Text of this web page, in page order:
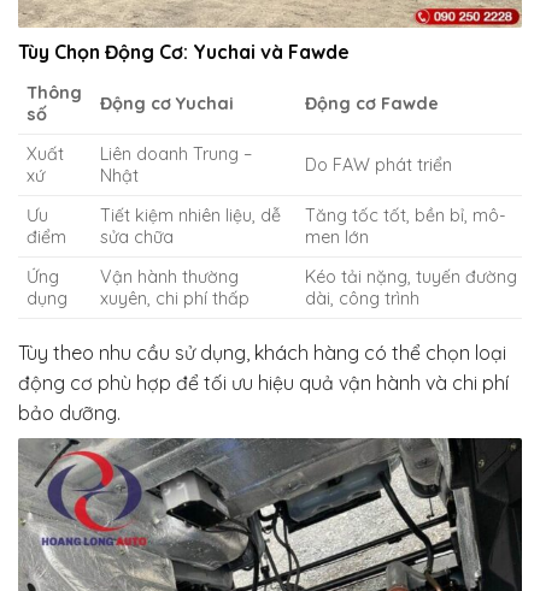
Tùy Chọn Động Cơ: Yuchai và Fawde
Thông
số
Động cơ Yuchai Động cơ Fawde
Xuất
xứ
Liên doanh Trung –
Nhật
Do FAW phát triển
Ưu
điểm
Tiết kiệm nhiên liệu, dễ
sửa chữa
Tăng tốc tốt, bền bỉ, mô-
men lớn
Ứng
dụng
Vận hành thường
xuyên, chi phí thấp
Kéo tải nặng, tuyến đường
dài, công trình
Tùy theo nhu cầu sử dụng, khách hàng có thể chọn loại
động cơ phù hợp để tối ưu hiệu quả vận hành và chi phí
bảo dưỡng.